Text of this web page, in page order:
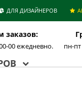
ДЛЯ ДИЗАЙНЕРОВ
заказов:
00 ежедневно. пн-пт